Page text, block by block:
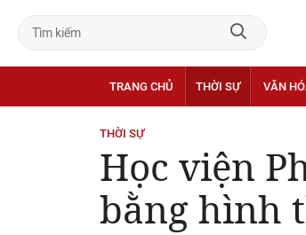
TRANG CHỦ THỜI SỰ VĂN
THỜI SỰ
Học viện
bằng hình